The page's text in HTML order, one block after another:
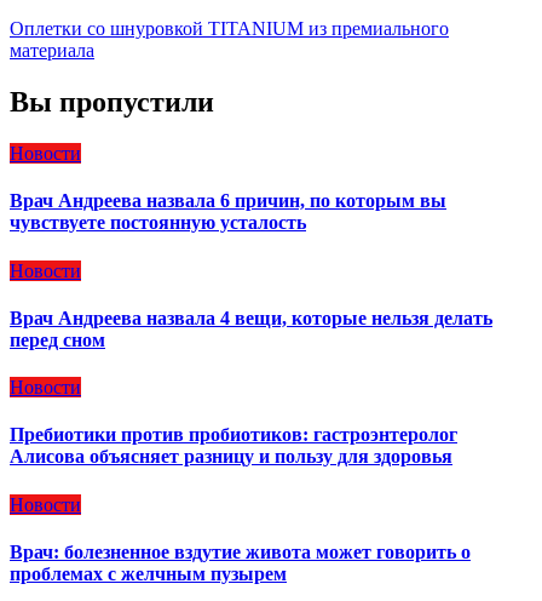
Оплетки со шнуровкой TITANIUM из премиального
материала
Вы пропустили
Новости
Врач Андреева назвала 6 причин, по которым вы
чувствуете постоянную усталость
Новости
Врач Андреева назвала 4 вещи, которые нельзя делать
перед сном
Новости
Пребиотики против пробиотиков: гастроэнтеролог
Алисова объясняет разницу и пользу для здоровья
Новости
Врач: болезненное вздутие живота может говорить о
проблемах с желчным пузырем